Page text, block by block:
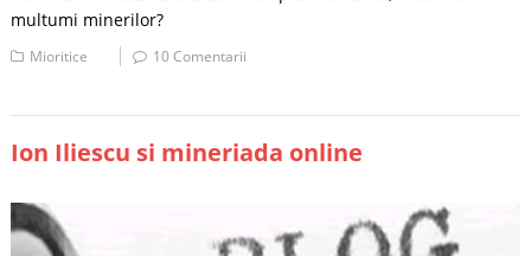
multumi minerilor?
Mioritice 10 Comentarii
Ion Iliescu si mineriada online